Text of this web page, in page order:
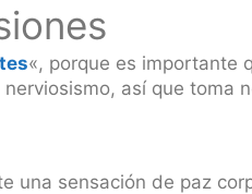
«, porque es importante
así que toma
una sensación de paz